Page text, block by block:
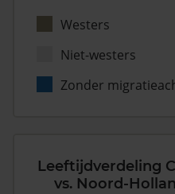
Westers
Niet-westers
Zonder
Leeftijdverdeling
vs. Noord-